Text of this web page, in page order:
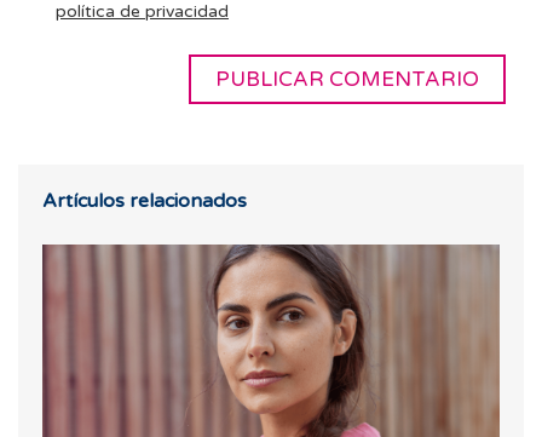
política de privacidad
Artículos relacionados